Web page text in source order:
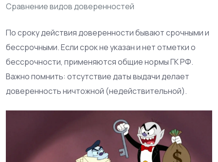
Сравнение видов доверенностей
По сроку действия доверенности бывают срочными и
бессрочными. Если срок не указан и нет отметки о
бессрочности, применяются общие нормы ГК РФ.
Важно помнить: отсутствие даты выдачи делает
доверенность ничтожной (недействительной).